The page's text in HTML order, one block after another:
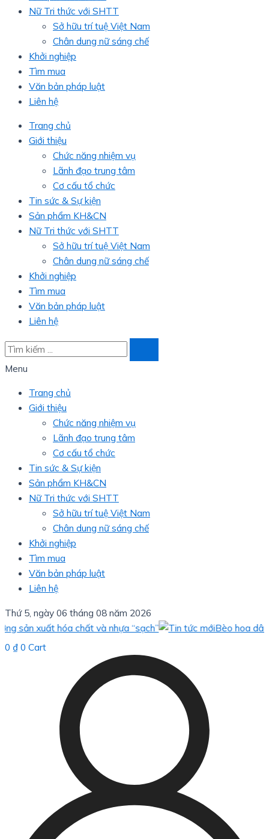
Nữ Tri thức với SHTT
Sở hữu trí tuệ Việt Nam
Chân dung nữ sáng chế
Khởi nghiệp
Tìm mua
Văn bản pháp luật
Liên hệ
Trang chủ
Giới thiệu
Chức năng nhiệm vụ
Lãnh đạo trung tâm
Cơ cấu tổ chức
Tin sức & Sự kiện
Sản phẩm KH&CN
Nữ Tri thức với SHTT
Sở hữu trí tuệ Việt Nam
Chân dung nữ sáng chế
Khởi nghiệp
Tìm mua
Văn bản pháp luật
Liên hệ
Menu
Trang chủ
Giới thiệu
Chức năng nhiệm vụ
Lãnh đạo trung tâm
Cơ cấu tổ chức
Tin sức & Sự kiện
Sản phẩm KH&CN
Nữ Tri thức với SHTT
Sở hữu trí tuệ Việt Nam
Chân dung nữ sáng chế
Khởi nghiệp
Tìm mua
Văn bản pháp luật
Liên hệ
Thứ 5, ngày 06 tháng 08 năm 2026
hóa chất và nhựa “sạch”
Bèo hoa dâu: giải
0 ₫ 0 Cart